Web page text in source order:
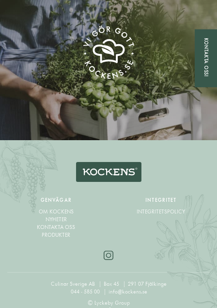
GENVÄGAR
OM KOCKENS
NYHETER
KONTAKTA OSS
PRODUKTER
INTEGRITET
INTEGRITETSPOLICY
© Lyckeby Group
Culinar Sverige AB Box 45
291 07 Fjälkinge
044 - 585 00
info@kockens.se
KONTAKTA OSS!